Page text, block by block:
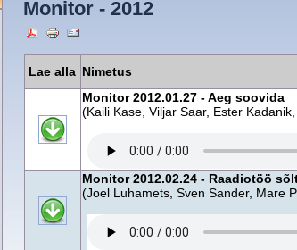
Monitor - 2012
Lae alla Nimetus
Monitor 2012.01.27 - Aeg soovida
(Kaili Kase, Viljar Saar, Ester
Monitor 2012.02.24 - Raadiotöö
(Joel Luhamets, Sven Sander, Mare